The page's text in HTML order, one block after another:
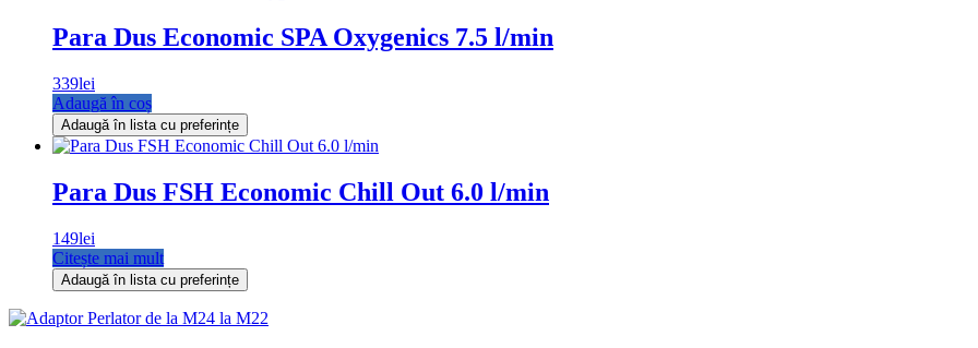
Para Dus Economic SPA Oxygenics 7.5 l/min
339lei
Adaugă în coș
Adaugă în lista cu preferințe
Para Dus FSH Economic Chill Out 6.0 l/min
149lei
Citește mai mult
Adaugă în lista cu preferințe